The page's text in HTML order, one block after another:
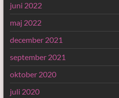
juni 2022
maj 2022
december 2021
september 2021
oktober 2020
juli 2020